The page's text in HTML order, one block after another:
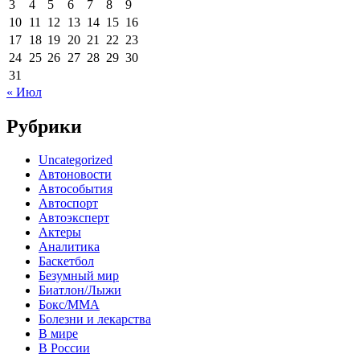
3
4 5 6 7 8
9
10 11 12 13 14 15 16
17 18 19 20 21 22 23
24 25 26 27 28 29 30
31
« Июл
Рубрики
Uncategorized
Автоновости
Автособытия
Автоспорт
Автоэксперт
Актеры
Аналитика
Баскетбол
Безумный мир
Биатлон/Лыжи
Бокс/MMA
Болезни и лекарства
В мире
В России